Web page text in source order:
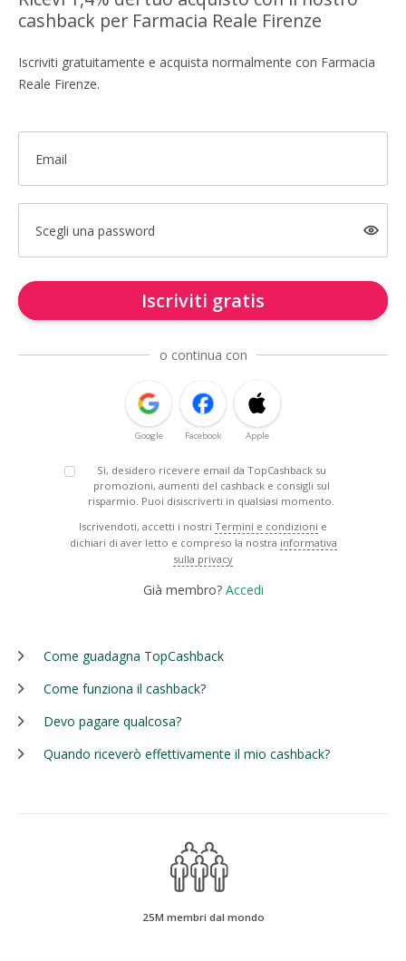
cashback per Farmacia Reale Firenze
Iscriviti gratuitamente e acquista normalmente con Farmacia
Reale Firenze.
Email
Scegli una password
Iscriviti gratis
o continua con
Google Facebook Apple
Sì, desidero ricevere email da TopCashback su
promozioni, aumenti del cashback e consigli sul
risparmio. Puoi disiscriverti in qualsiasi momento.
Iscrivendoti, accetti i nostri Termini e condizioni e
dichiari di aver letto e compreso la nostra informativa
sulla privacy
Già membro? Accedi
Come guadagna TopCashback
Come funziona il cashback?
Devo pagare qualcosa?
Quando riceverò effettivamente il mio cashback?
25M membri dal mondo